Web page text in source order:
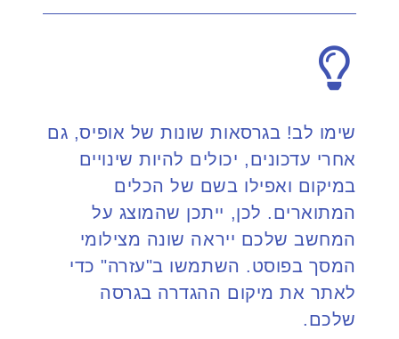
שימו לב! בגרסאות שונות של אופיס, גם
אחרי עדכונים, יכולים להיות שינויים
במיקום ואפילו בשם של הכלים
המתוארים. לכן, ייתכן שהמוצג על
המחשב שלכם ייראה שונה מצילומי
המסך בפוסט. השתמשו ב"עזרה" כדי
לאתר את מיקום ההגדרה בגרסה
שלכם.